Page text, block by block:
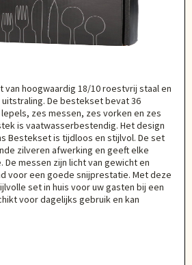
hoogwaardig 18/10 roestvrij staal en
De bestekset bevat 36
zes messen, zes vorken en zes
is vaatwasserbestendig. Het design
Bestekset is tijdloos en stijlvol. De set
zilveren afwerking en geeft elke
messen zijn licht van gewicht en
voor een goede snijprestatie. Met deze
set in huis voor uw gasten bij een
voor dagelijks gebruik en kan